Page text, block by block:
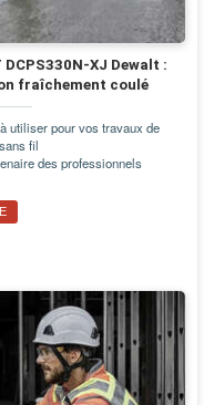
XJ Dewalt :
fraîchement coulé
utiliser pour vos travaux de
fil
des professionnels